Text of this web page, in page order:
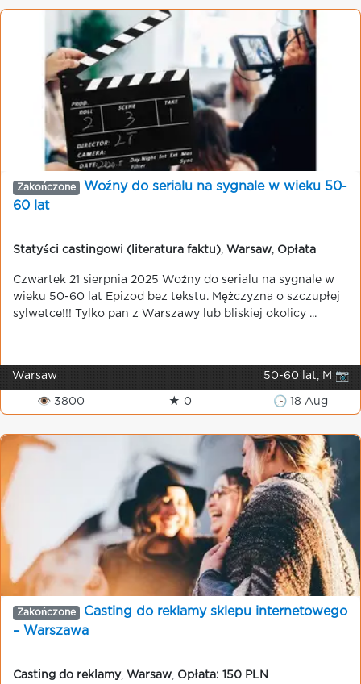
Zakończone
Woźny do serialu na sygnale w wieku 50-
60 lat
Statyści castingowi (literatura faktu) Warsaw Opłata
Czwartek 21 sierpnia 2025 Woźny do serialu na sygnale w
wieku 50-60 lat Epizod bez tekstu. Mężczyzna o szczupłej
sylwetce!!! Tylko pan z Warszawy lub bliskiej okolicy ...
Warsaw 50-60 lat, M 📷
👁 3800 ★ 0 🕒 18 Aug
Zakończone
Casting do reklamy sklepu internetowego
– Warszawa
Casting do reklamy, Warsaw Opłata: 150 PLN